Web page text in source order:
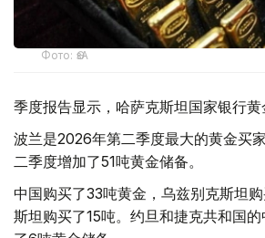
Фото: ӨзА
季度报告显示，哈萨克斯坦国家银行黄
波兰是2026年第二季度最大的黄金买
二季度增加了51吨黄金储备。
中国购买了33吨黄金，乌兹别克斯坦
斯坦购买了15吨。约旦和捷克共和国